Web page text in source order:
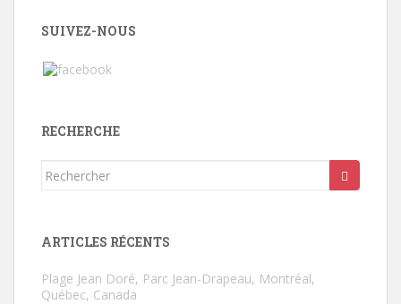
SUIVEZ-NOUS
RECHERCHE
Rechercher...
ARTICLES RÉCENTS
Plage Jean Doré, Parc Jean-Drapeau, Montréal,
Québec, Canada